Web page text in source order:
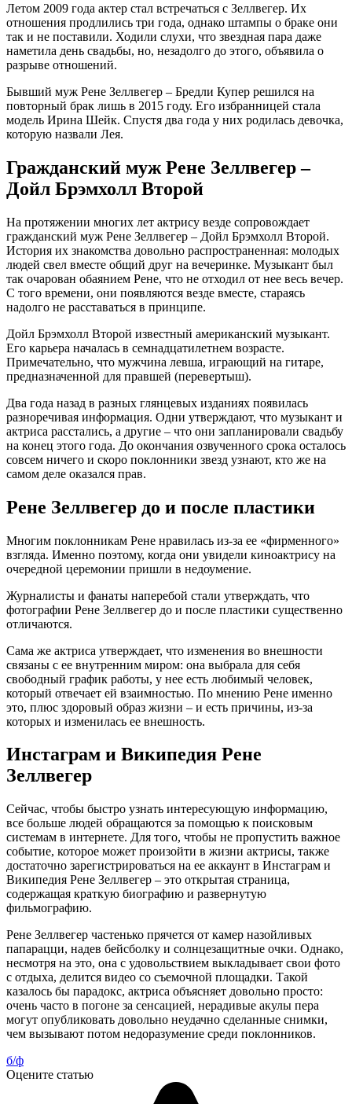
Летом 2009 года актер стал встречаться с Зеллвегер. Их
отношения продлились три года, однако штампы о браке они
так и не поставили. Ходили слухи, что звездная пара даже
наметила день свадьбы, но, незадолго до этого, объявила о
разрыве отношений.
Бывший муж Рене Зеллвегер – Бредли Купер решился на
повторный брак лишь в 2015 году. Его избранницей стала
модель Ирина Шейк. Спустя два года у них родилась девочка,
которую назвали Лея.
Гражданский муж Рене Зеллвегер –
Дойл Брэмхолл Второй
На протяжении многих лет актрису везде сопровождает
гражданский муж Рене Зеллвегер – Дойл Брэмхолл Второй.
История их знакомства довольно распространенная: молодых
людей свел вместе общий друг на вечеринке. Музыкант был
так очарован обаянием Рене, что не отходил от нее весь вечер.
С того времени, они появляются везде вместе, стараясь
надолго не расставаться в принципе.
Дойл Брэмхолл Второй известный американский музыкант.
Его карьера началась в семнадцатилетнем возрасте.
Примечательно, что мужчина левша, играющий на гитаре,
предназначенной для правшей (перевертыш).
Два года назад в разных глянцевых изданиях появилась
разноречивая информация. Одни утверждают, что музыкант и
актриса расстались, а другие – что они запланировали свадьбу
на конец этого года. До окончания озвученного срока осталось
совсем ничего и скоро поклонники звезд узнают, кто же на
самом деле оказался прав.
Рене Зеллвегер до и после пластики
Многим поклонникам Рене нравилась из-за ее «фирменного»
взгляда. Именно поэтому, когда они увидели киноактрису на
очередной церемонии пришли в недоумение.
Журналисты и фанаты наперебой стали утверждать, что
фотографии Рене Зеллвегер до и после пластики существенно
отличаются.
Сама же актриса утверждает, что изменения во внешности
связаны с ее внутренним миром: она выбрала для себя
свободный график работы, у нее есть любимый человек,
который отвечает ей взаимностью. По мнению Рене именно
это, плюс здоровый образ жизни – и есть причины, из-за
которых и изменилась ее внешность.
Инстаграм и Википедия Рене
Зеллвегер
Сейчас, чтобы быстро узнать интересующую информацию,
все больше людей обращаются за помощью к поисковым
системам в интернете. Для того, чтобы не пропустить важное
событие, которое может произойти в жизни актрисы, также
достаточно зарегистрироваться на ее аккаунт в Инстаграм и
Википедия Рене Зеллвегер – это открытая страница,
содержащая краткую биографию и развернутую
фильмографию.
Рене Зеллвегер частенько прячется от камер назойливых
папарацци, надев бейсболку и солнцезащитные очки. Однако,
несмотря на это, она с удовольствием выкладывает свои фото
с отдыха, делится видео со съемочной площадки. Такой
казалось бы парадокс, актриса объясняет довольно просто:
очень часто в погоне за сенсацией, нерадивые акулы пера
могут опубликовать довольно неудачно сделанные снимки,
чем вызывают потом недоразумение среди поклонников.
б/ф
Оцените статью